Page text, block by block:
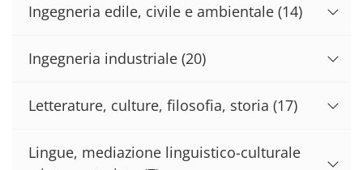
Ingegneria edile, civile e ambientale (14)
Ingegneria industriale (20)
Letterature, culture, filosofia, storia (17)
Lingue, mediazione linguistico-culturale